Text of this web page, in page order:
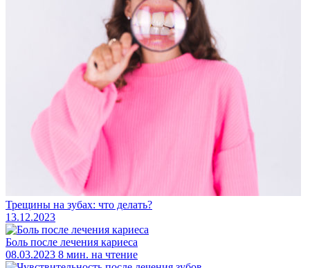
Трещины на зубах: что делать?
13.12.2023
Боль после лечения кариеса
08.03.2023 8 мин. на чтение